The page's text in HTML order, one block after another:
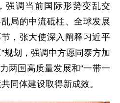
强调当前国际形势变乱交
局的中流砥柱、全球发展
，张大使深入阐释习近平
规划，强调中方愿同泰方加
两国高质量发展和“一带一
同体建设取得新成效。